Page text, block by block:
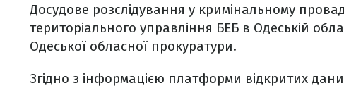
Досудове розслідування у кримінальному
територіального управління БЕБ в Одеській
Одеської обласної прокуратури.
Згідно з інформацією платформи відкритих